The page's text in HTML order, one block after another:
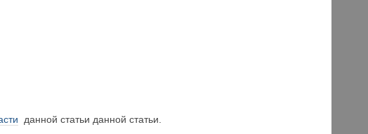
данной статьи данной статьи.